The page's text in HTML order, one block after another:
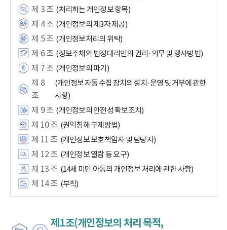
제 3 조 (처리하는 개인정보 항목)
제 4 조 (개인정보의 제3자 제공)
제 5 조 (개인정보처리의 위탁)
제 6 조 (정보주체와 법정대리인의 권리·의무 및 행사방법)
제 7 조 (개인정보의 파기)
제 8
조
(개인정보 자동 수집 장치의 설치·운영 및 거부에 관한
사항)
제 9 조 (개인정보의 안전성 확보조치)
제 10 조 (권익침해 구제방법)
제 11 조 (개인정보 보호책임자 및 담당자)
제 12 조 (개인정보 열람 등 요구)
제 13 조 (14세 미만 아동의 개인정보 처리에 관한 사항)
제 14 조 (부칙)
제1조(개인정보의 처리 목적,